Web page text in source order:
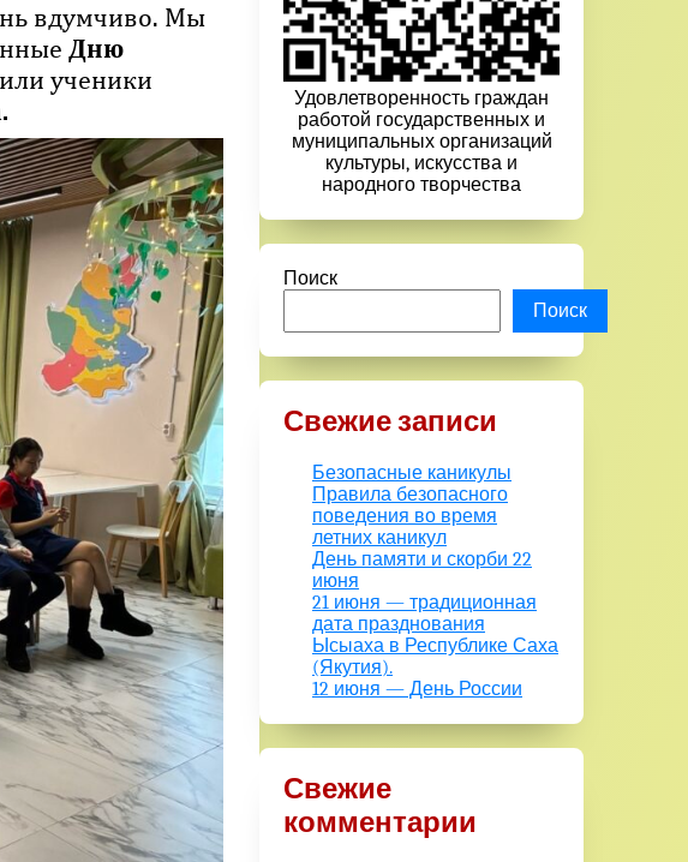
вдумчиво. Мы
Дню
ученики
Удовлетворенность граждан
работой государственных и
муниципальных организаций
культуры, искусства и
народного творчества
Поиск
Поиск
Свежие записи
Безопасные каникулы
Правила безопасного
поведения во время
летних каникул
День памяти и скорби 22
июня
21 июня — традиционная
дата празднования
Ысыаха в Республике Саха
(Якутия).
12 июня — День России
Свежие
комментарии